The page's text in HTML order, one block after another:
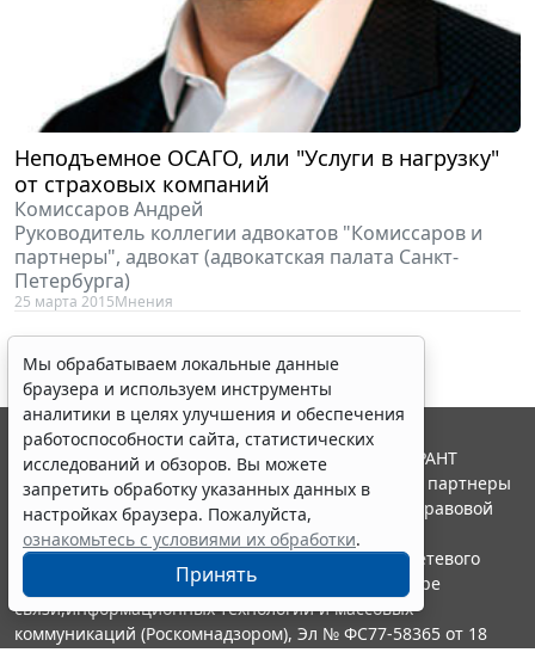
Неподъемное ОСАГО, или "Услуги в нагрузку"
от страховых компаний
Комиссаров Андрей
Руководитель коллегии адвокатов "Комиссаров и
партнеры", адвокат (адвокатская палата Санкт-
Петербурга)
25 марта 2015Мнения
Мы обрабатываем локальные данные
браузера и используем инструменты
аналитики в целях улучшения и обеспечения
работоспособности сайта, статистических
исследований и обзоров. Вы можете
запретить обработку указанных данных в
настройках браузера. Пожалуйста,
ознакомьтесь с условиями их обработки.
Принять
© ООО "НПП "ГАРАНТ-СЕРВИС", 2026. Система ГАРАНТ
выпускается с 1990 года. Компания "Гарант" и ее партнеры
являются участниками Российской ассоциации правовой
информации ГАРАНТ.
Портал ГАРАНТ.РУ зарегистрирован в качестве сетевого
издания Федеральной службой по надзору в сфере
связи,информационных технологий и массовых
коммуникаций (Роскомнадзором), Эл № ФС77-58365 от 18